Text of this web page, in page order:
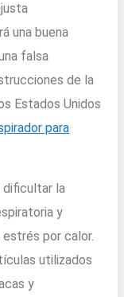
una buena
falsa
de la
Estados Unidos
para
dificultar la
y
por calor.
utilizados
y